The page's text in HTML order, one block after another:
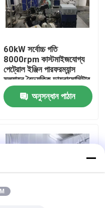
60kW সর্বোচ্চ গতি
8000rpm কাস্টমাইজযোগ্য
পেট্রোল ইঞ্জিন পারফরম্যান্স
মূল্যায়ন বৈদ্যুতিক ডায়নামোমিটার
টেস্ট বেঞ্চ সিস্টেম
অনুসন্ধান পাঠান